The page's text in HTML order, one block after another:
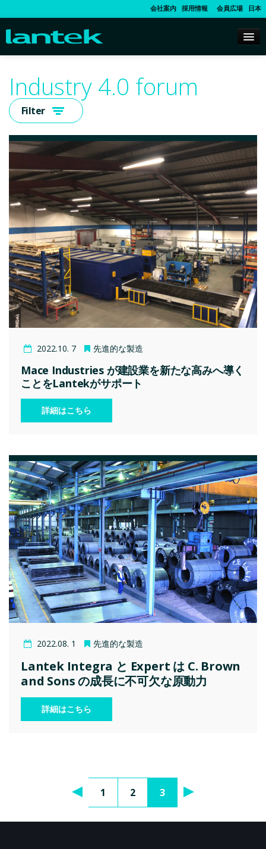
会社案内 採用情報 会員広場 日本
Industry 4.0 forum
Filter
2022.10. 7 先進的な製造
Mace Industries が建設業を新たな高みへ導く
ことをLantekがサポート
詳細はこちら
2022.08. 1 先進的な製造
Lantek Integra と Expert は C. Brown
and Sons の成長に不可欠な原動力
詳細はこちら
1 2 3